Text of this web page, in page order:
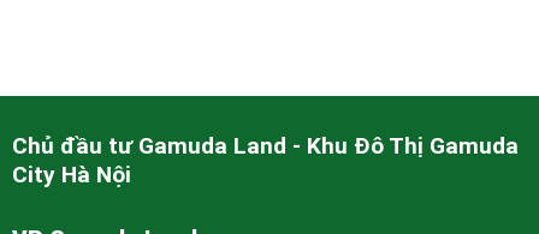
Chủ đầu tư Gamuda Land - Khu Đô Thị Gamuda
City Hà Nội